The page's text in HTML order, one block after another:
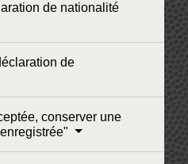
de nationalité
de
conserver une